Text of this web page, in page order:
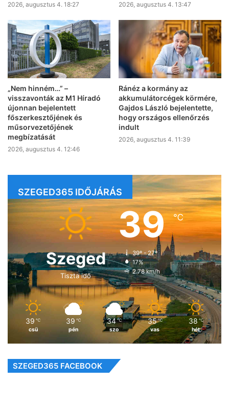
2026, augusztus 4. 18:27 2026, augusztus 4. 13:47
„Nem hinném…” –
visszavonták az M1 Híradó
újonnan bejelentett
főszerkesztőjének és
műsorvezetőjének
megbízatását
2026, augusztus 4. 12:46
Ránéz a kormány az
akkumulátorcégek körmére,
Gajdos László bejelentette,
hogy országos ellenőrzés
indult
2026, augusztus 4. 11:39
SZEGED365 IDŐJÁRÁS
Szeged
Tiszta idő
39℃
39º - 27º
17%
2.78 km/h
39 ℃
csü
39 ℃
pén
34 ℃
szo
35 ℃
vas
38 ℃
hét
SZEGED365 FACEBOOK